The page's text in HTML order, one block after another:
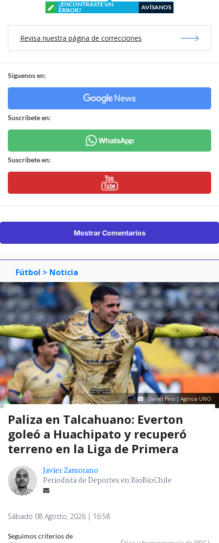
¿ENCONTRASTE UN
ERROR?
AVÍSANOS
Revisa nuestra página de correcciones
Síguenos en:
Suscríbete en:
Suscríbete en:
Mostrar Comentarios
Fútbol > Noticia
Daniel Pino | Agencia UNO
Paliza en Talcahuano: Everton
goleó a Huachipato y recuperó
terreno en la Liga de Primera
Javier Zamorano
Periodista de Deportes en BioBioChile
Sábado 08 Agosto, 2026 | 16:58
Seguimos criterios de